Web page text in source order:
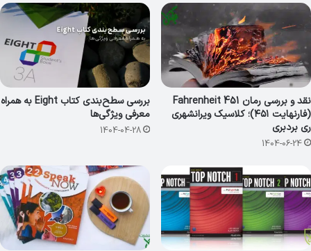
نقد و بررسی رمان Fahrenheit 451
(فارنهایت ۴۵۱)؛ کلاسیک ویرانشهری
ری بردبری
1404-06-24
بررسی سطح‌بندی کتاب Eight به همراه
معرفی ویژگی‌ها
1404-04-28